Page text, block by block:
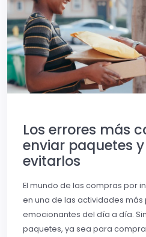
Los errores más
enviar paquetes
evitarlos
El mundo de las compras por
en una de las actividades más
emocionantes del día a día.
paquetes, ya sea para